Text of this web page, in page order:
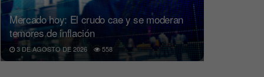
Mercado hoy: El crudo cae y se moderan
temores de inflación
3 DE AGOSTO DE 2026 558